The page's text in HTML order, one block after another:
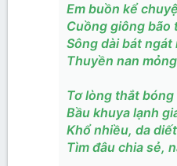
Em buồn kể
Cuồng giông bão
Sông dài bát ngát
Thuyền nan
Tơ lòng thắt
Bầu khuya lạnh
Khổ nhiều, da
Tìm đâu chia sẻ,